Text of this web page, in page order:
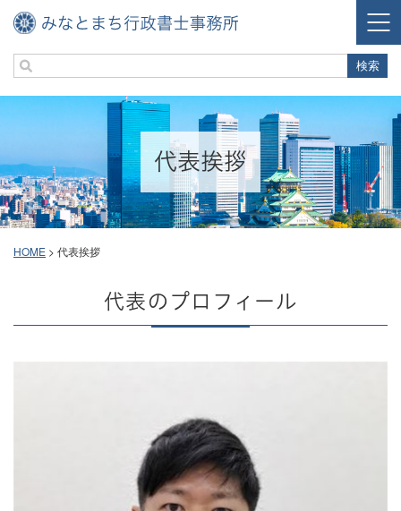
代表挨拶
HOME > 代表挨拶
代表のプロフィール